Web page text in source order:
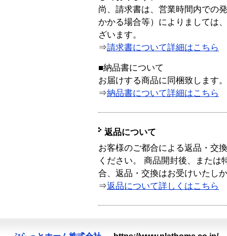
尚、請求書は、営業時間内での
かかる場合等）によりましては
ざいます。
⇒請求書について詳細はこちら
■納品書について
お届けする商品に同梱致します。
⇒納品書について詳細はこちら
返品について
お客様のご都合による返品・交
ください。 商品開封後、または
合、返品・交換はお受けいたし
⇒返品について詳しくはこちら